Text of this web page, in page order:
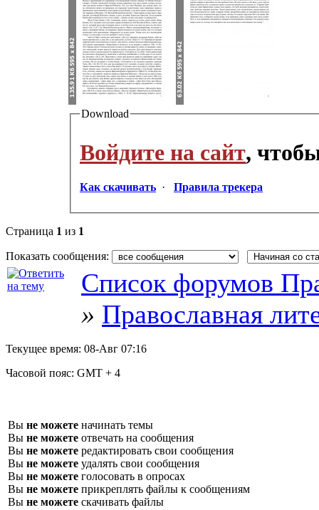
Download
Войдите на сайт,
Как скачивать · Правила трекера
Страница 1 из 1
Показать сообщения:
Список форумов
» Православная
Текущее время: 08-Авг 07:16
Часовой пояс: GMT + 4
Вы не можете начинать темы
Вы не можете отвечать на сообщения
Вы не можете редактировать свои сообщения
Вы не можете удалять свои сообщения
Вы не можете голосовать в опросах
Вы не можете прикреплять файлы к сообщениям
Вы не можете скачивать файлы